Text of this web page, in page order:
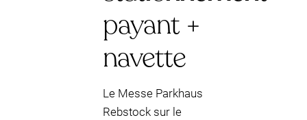
payant +
navette
Le Messe Parkhaus
Rebstock sur le